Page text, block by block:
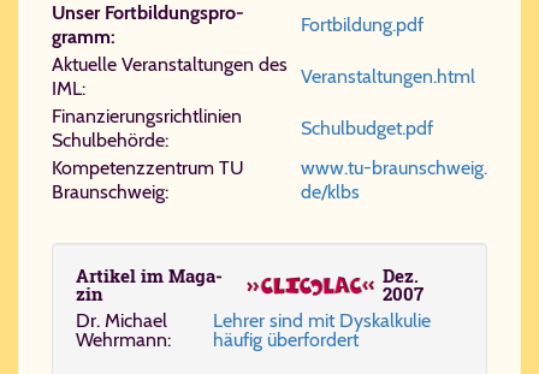
Un­ser Fort­bil­dungs­pro­
gramm:
Fort​bil​dung.​pdf
Ak­tu­el­le Ver­an­stal­tun­gen des
IML:
Ver​an​stal​tun​gen.​html
Fi­nan­zie­rungs­richt­li­ni­en
Schul­be­hör­de:
Schul​bud​get.​pdf
Kom­pe­tenz­zen­trum TU
Braun­schweig:
www.​tu-​braun​schweig.​
de/​klbs
Ar­ti­kel im Ma­ga­
zin
Dez.
2007
Dr. Mi­cha­el
Wehr­mann:
Leh­rer sind mit Dys­kal­ku­lie
häu­fig über­for­dert